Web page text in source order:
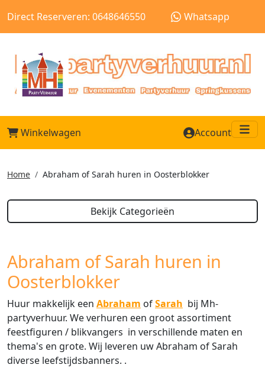
Direct Reserveren: 0648646550 Whatsapp
Winkelwagen Account
Home Abraham of Sarah huren in Oosterblokker
Bekijk Categorieën
Abraham of Sarah huren in
Oosterblokker
Huur makkelijk een Abraham ofSarah bij Mh-
partyverhuur. We verhuren een groot assortiment
feestfiguren / blikvangers in verschillende maten en
thema's en grote. Wij leveren uw Abraham of Sarah
diverse leefstijdsbanners. .